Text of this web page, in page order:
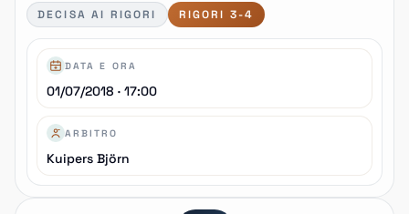
DECISA AI RIGORI RIGORI 3-4
DATA E ORA
01/07/2018 · 17:00
ARBITRO
Kuipers Björn